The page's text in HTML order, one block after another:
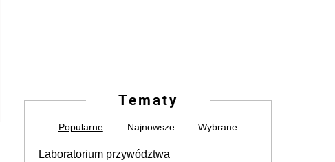
Tematy
Popularne Najnowsze Wybrane
Laboratorium przywództwa